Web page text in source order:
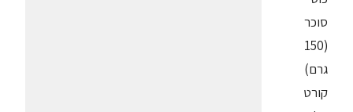
סוכר
(150
גרם)
קורט